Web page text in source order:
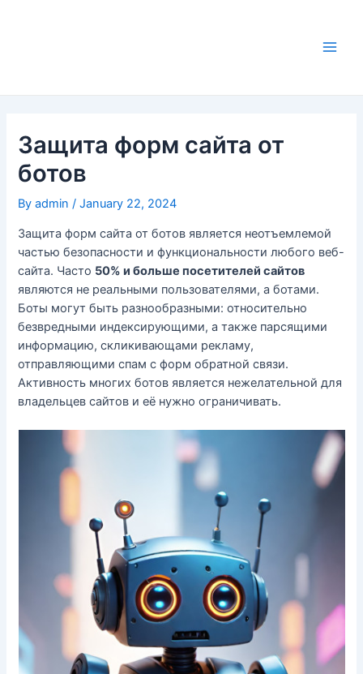
Защита форм сайта от
ботов
Byadmin/January 22, 2024
Защита форм сайта от ботов является неотъемлемой
частью безопасности и функциональности любого веб-
сайта. Часто 50% и больше посетителей сайтов
являются не реальными пользователями, а ботами.
Боты могут быть разнообразными: относительно
безвредными индексирующими, а также парсящими
информацию, скликивающами рекламу,
отправляющими спам с форм обратной связи.
Активность многих ботов является нежелательной для
владельцев сайтов и её нужно ограничивать.